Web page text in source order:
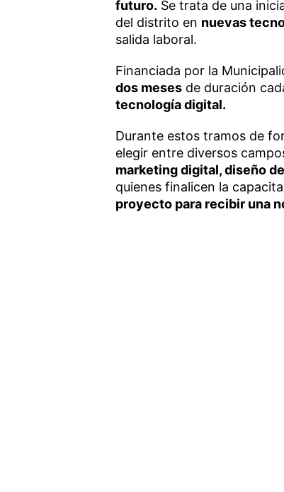
futuro. Se trata de una
del distrito en nuevas
salida laboral.
Financiada por la
dos mesesde duración
tecnología digital.
Durante estos tramos de
elegir entre diversos
marketing digital, diseño
quienes finalicen la
proyecto para recibir una